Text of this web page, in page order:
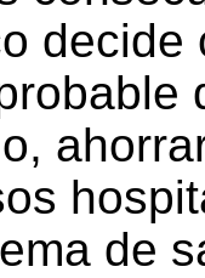
decide
de